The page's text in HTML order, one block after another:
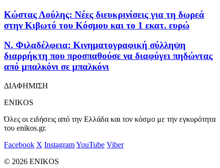
Κώστας Λούλης: Νέες διευκρινίσεις για τη δωρεά
στην Κιβωτό του Κόσμου και το 1 εκατ. ευρώ
Ν. Φιλαδέλφεια: Κινηματογραφική σύλληψη
διαρρήκτη που προσπαθούσε να διαφύγει πηδώντας
από μπαλκόνι σε μπαλκόνι
ΔΙΑΦΗΜΙΣΗ
ENIKOS
Όλες οι ειδήσεις από την Ελλάδα και τον κόσμο με την εγκυρότητα
του enikos.gr.
Facebook X InstagramYouTube Viber
© 2026 ENIKOS